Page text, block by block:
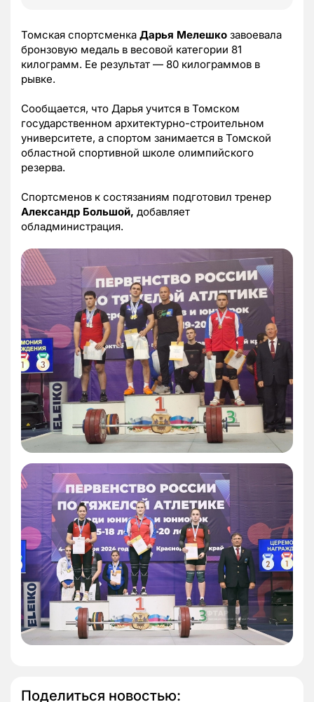
Томская спортсменка Дарья Мелешко завоевала
бронзовую медаль в весовой категории 81
килограмм. Ее результат — 80 килограммов в
рывке.
Сообщается, что Дарья учится в Томском
государственном архитектурно-строительном
университете, а спортом занимается в Томской
областной спортивной школе олимпийского
резерва.
Спортсменов к состязаниям подготовил тренер
Александр Большой, добавляет
обладминистрация.
Поделиться новостью: